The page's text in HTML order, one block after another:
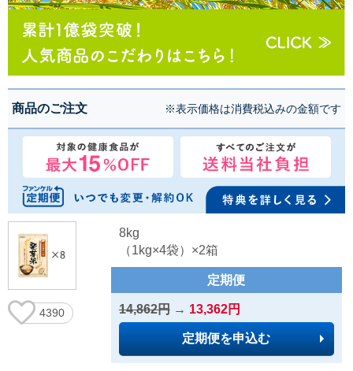
商品のご注文 ※表示価格は消費税込みの金額です
4390
8kg
（1kg×4袋）×2箱
定期便
14,862円→ 13,362円
定期便を申込む